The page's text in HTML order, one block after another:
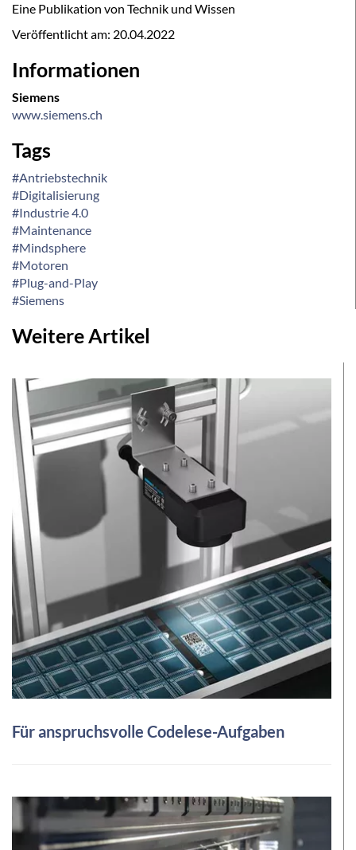
Eine Publikation von Technik und Wissen
Veröffentlicht am: 20.04.2022
Informationen
Siemens
www.siemens.ch
Tags
#Antriebstechnik
#Digitalisierung
#Industrie 4.0
#Maintenance
#Mindsphere
#Motoren
#Plug-and-Play
#Siemens
Weitere Artikel
Für anspruchsvolle Codelese-Aufgaben